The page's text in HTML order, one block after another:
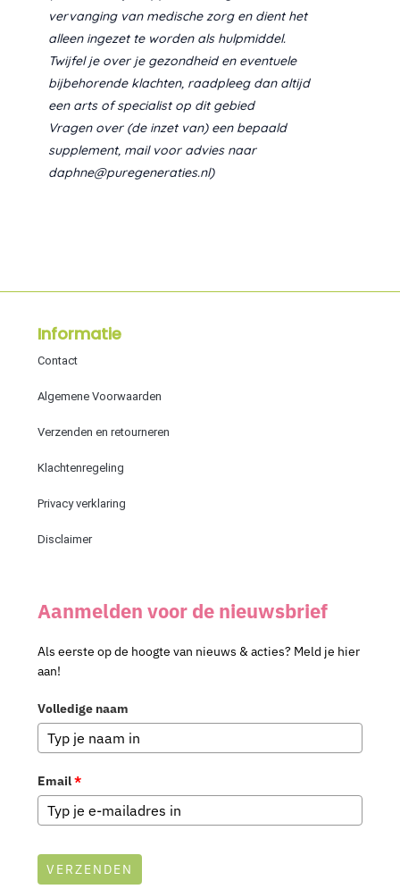
vervanging van medische zorg en dient het
alleen ingezet te worden als hulpmiddel.
Twijfel je over je gezondheid en eventuele
bijbehorende klachten, raadpleeg dan altijd
een arts of specialist op dit gebied
Vragen over (de inzet van) een bepaald
supplement, mail voor advies naar
daphne@puregeneraties.nl)
Informatie
Contact
Algemene Voorwaarden
Verzenden en retourneren
Klachtenregeling
Privacy verklaring
Disclaimer
Aanmelden voor de nieuwsbrief
Als eerste op de hoogte van nieuws & acties? Meld je hier
aan!
Volledige naam
Email*
VERZENDEN